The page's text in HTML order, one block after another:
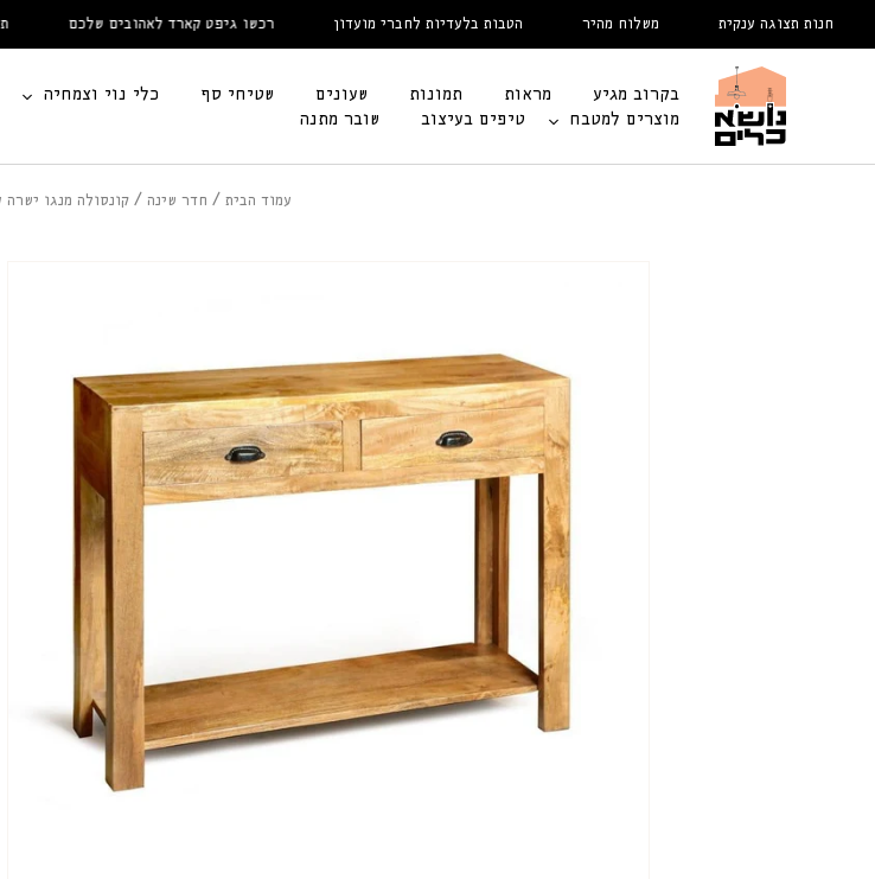
חנות תצוגה ענקית משלוח מהיר הטבות בלעדיות לחברי מועדון רכשו גיפט קארד לאהובים שלכם
בקרוב מגיע מראות תמונות שעונים שטיחי סף כלי נוי וצמחיה
מוצרים למטבח
טיפים בעיצוב שובר מתנה
עמוד הבית חדר שינה קונסולה מנגו